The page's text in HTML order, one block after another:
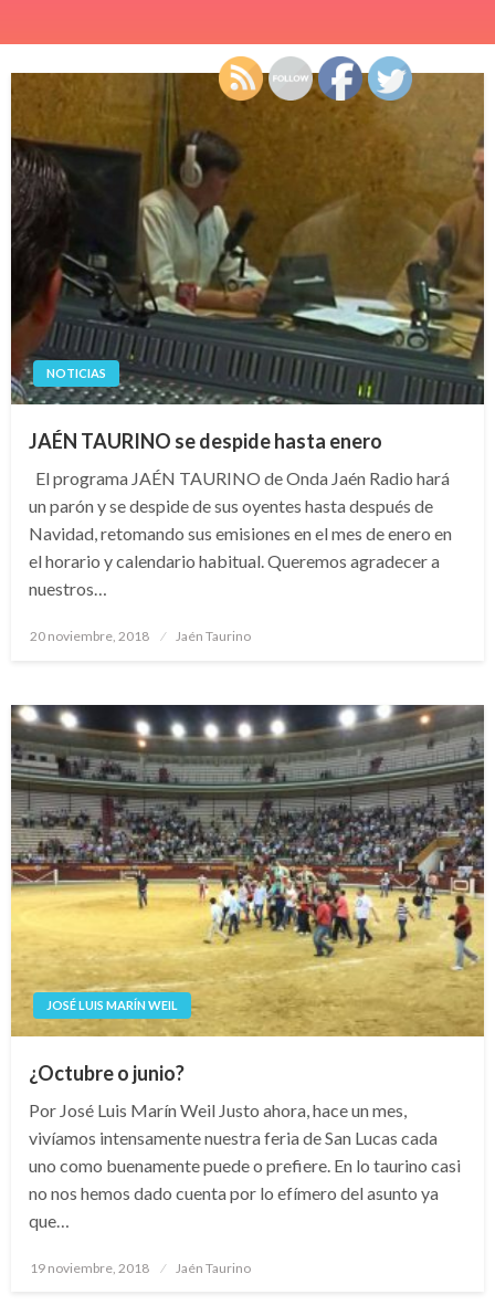
NOTICIAS
JAÉN TAURINO se despide hasta enero
El programa JAÉN TAURINO de Onda Jaén Radio hará
un parón y se despide de sus oyentes hasta después de
Navidad, retomando sus emisiones en el mes de enero en
el horario y calendario habitual. Queremos agradecer a
nuestros…
Publicado
20 noviembre, 2018 Jaén Taurino
JOSÉ LUIS MARÍN WEIL
¿Octubre o junio?
Por José Luis Marín Weil Justo ahora, hace un mes,
vivíamos intensamente nuestra feria de San Lucas cada
uno como buenamente puede o prefiere. En lo taurino casi
no nos hemos dado cuenta por lo efímero del asunto ya
que…
Publicado
19 noviembre, 2018 Jaén Taurino